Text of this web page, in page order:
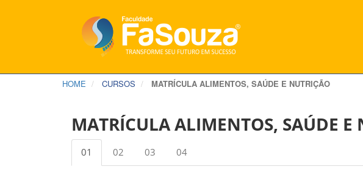
HOME CURSOS MATRÍCULA ALIMENTOS, SAÚDE E NUTRIÇÃO
MATRÍCULA ALIMENTOS, SAÚDE E
01 02 03 04